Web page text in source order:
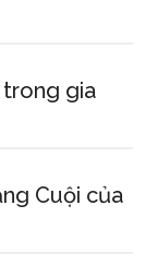
trong gia
Cuội của